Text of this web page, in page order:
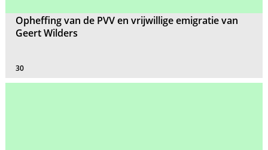
Opheffing van de PVV en vrijwillige emigratie van
Geert Wilders
30